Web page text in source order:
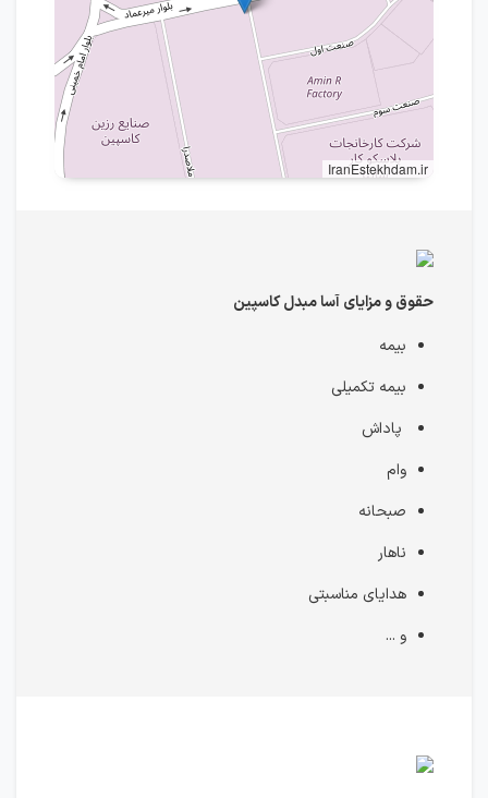
IranEstekhdam.ir
حقوق و مزایای آسا مبدل کاسپین
بیمه
بیمه تکمیلی
پاداش
وام
صبحانه
ناهار
هدایای مناسبتی
و ...